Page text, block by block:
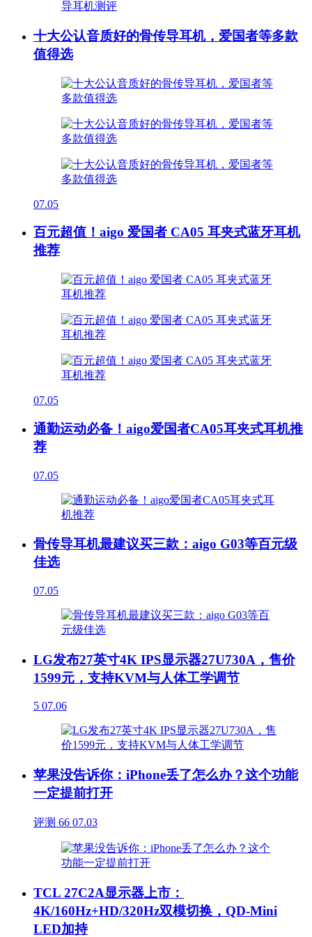
十大公认音质好的骨传导耳机，爱国者等多款
值得选
07.05
百元超值！aigo 爱国者 CA05 耳夹式蓝牙耳机
推荐
07.05
通勤运动必备！aigo爱国者CA05耳夹式耳机推
荐
07.05
骨传导耳机最建议买三款：aigo G03等百元级
佳选
07.05
LG发布27英寸4K IPS显示器27U730A，售价
1599元，支持KVM与人体工学调节
5 07.06
苹果没告诉你：iPhone丢了怎么办？这个功能
一定提前打开
评测 66 07.03
TCL 27C2A显示器上市：
4K/160Hz+HD/320Hz双模切换，QD-Mini
LED加持